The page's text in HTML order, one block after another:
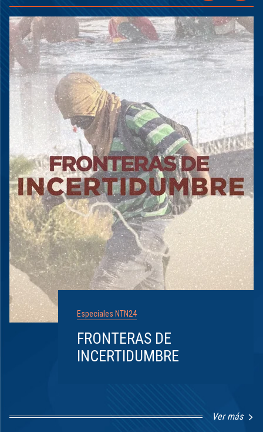
Especiales NTN24
FRONTERAS DE
INCERTIDUMBRE
Ver más